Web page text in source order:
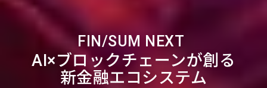
FIN/SUM NEXT
AI×ブロックチェーンが創る
新金融エコシステム